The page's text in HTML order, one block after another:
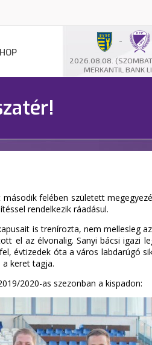
-
2026.08.08.
MERKANTIL BANK
felében született
rendelkezik ráadásul.
is trenírozta, nem mellesleg
el az élvonalig. Sanyi bácsi igazi
évtizedek óta a város labdarúgó
keret tagja.
2020-as szezonban a kispadon: